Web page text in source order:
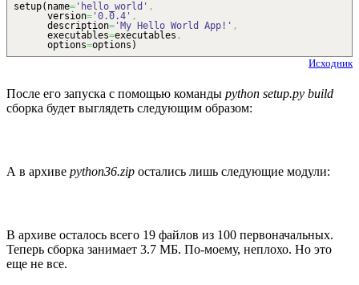
setup( name= 'hello_world' ,
version= '0.0.4' ,
description= 'My Hello World App!' ,
executables=executables ,
options=options )
Исходник
После его запуска с помощью команды python setup.py build
сборка будет выглядеть следующим образом:
А в архиве python36.zip остались лишь следующие модули:
В архиве осталось всего 19 файлов из 100 первоначальных.
Теперь сборка занимает 3.7 МБ. По-моему, неплохо. Но это
еще не все.